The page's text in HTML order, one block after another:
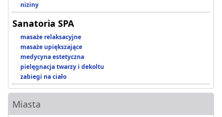
niziny
Sanatoria SPA
masaże relaksacyjne
masaże upiększające
medycyna estetyczna
pielęgnacja twarzy i dekoltu
zabiegi na ciało
Miasta